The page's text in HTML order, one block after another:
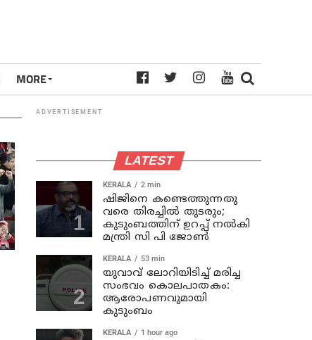
MORE
ADVERTISEMENT
LATEST
KERALA 2 min
ഷിജിനെ കണ്ടെത്തുന്നതു
വരെ തിരച്ചില്‍ തുടരും;
കുടുംബത്തിന് ഉറപ്പ് നല്‍കി
മന്ത്രി സി പി ജോണ്‍
KERALA 53 min
യുവാവ് ലോറിയിടിച്ച് മരിച്ച
സംഭവം കൊലപാതകം:
ആരോപണവുമായി
കുടുംബം
KERALA 1 hour ago